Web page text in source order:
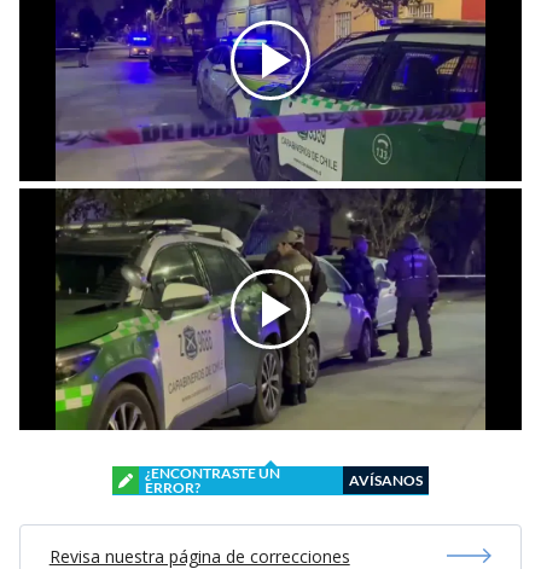
¿ENCONTRASTE UN
ERROR?
AVÍSANOS
Revisa nuestra página de correcciones